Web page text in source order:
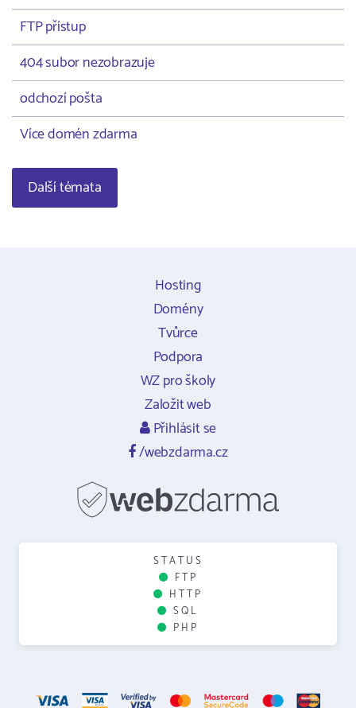
FTP přístup
404 subor nezobrazuje
odchozí pošta
Více domén zdarma
Další témata
Hosting
Domény
Tvůrce
Podpora
WZ pro školy
Založit web
Přihlásit se
/webzdarma.cz
STATUS
FTP
HTTP
SQL
PHP